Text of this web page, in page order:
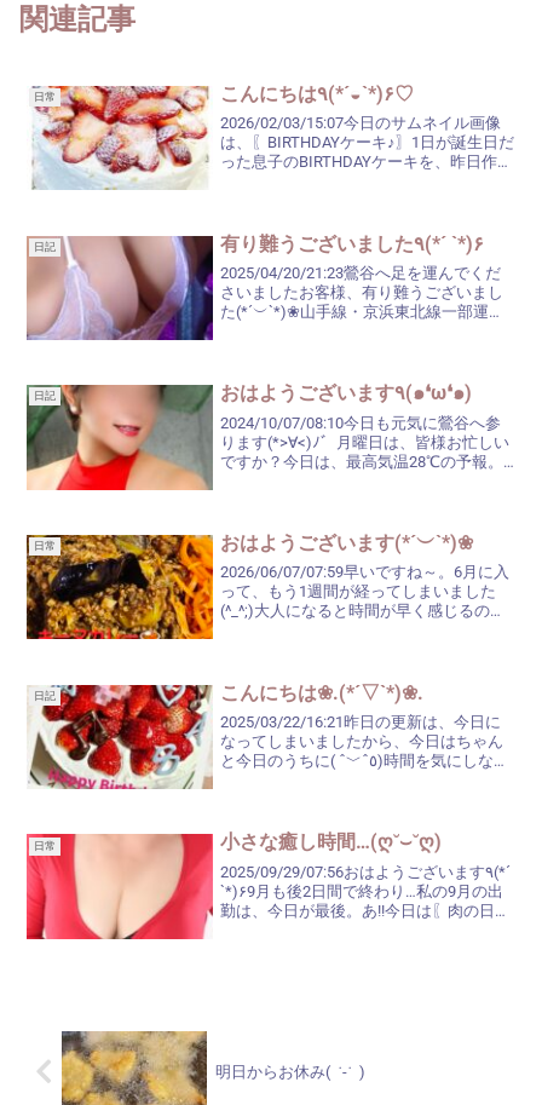
関連記事
日常 こんにちは٩(*´◒`*)۶♡
2026/02/03/15:07今日のサムネイル画像
は、〖BIRTHDAYケーキ♪〗1日が誕生日だ
った息子のBIRTHDAYケーキを、昨日作り
日記 有り難うございました٩(*´ `*)۶
2025/04/20/21:23鶯谷へ足を運んでくだ
さいましたお客様、有り難うございまし
た(*´︶`*)❀山手線・京浜東北線一部運休
日記 おはようございます٩(๑❛ω❛๑)
2024/10/07/08:10今日も元気に鶯谷へ参
ります(*>∀<)ﾉ゛月曜日は、皆様お忙しい
ですか？今日は、最高気温28℃の予報。
日常 おはようございます(*´︶`*)❀
2026/06/07/07:59早いですね～。6月に入
って、もう1週間が経ってしまいました
(^_^;)大人になると時間が早く感じるのに
日記 こんにちは❀.(*´▽`*)❀.
2025/03/22/16:21昨日の更新は、今日に
なってしまいましたから、今日はちゃん
と今日のうちに( ˆ﹀ˆ٥)時間を気にしなが
日常 小さな癒し時間…(ღ˘⌣˘ღ)
2025/09/29/07:56おはようございます٩(*´
`*)۶9月も後2日間で終わり…私の9月の出
勤は、今日が最後。あ!!今日は〖肉の日〗
明日からお休み( ˙-˙ )